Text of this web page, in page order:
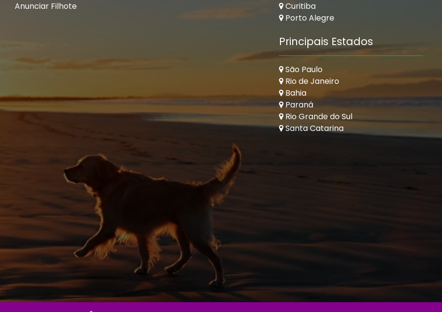
Anunciar Filhote
Curitiba
Porto Alegre
Principais Estados
São Paulo
Rio de Janeiro
Bahia
Paraná
Rio Grande do Sul
Santa Catarina